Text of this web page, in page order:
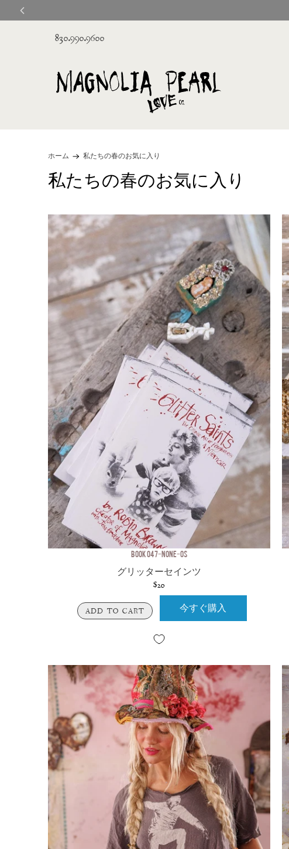
830.990.9600
ホーム 私たちの春のお気に入り
私たちの春のお気に入り
BOOK 047-NONE-OS
グリッターセインツ
$20
ADD TO CART 今すぐ購入